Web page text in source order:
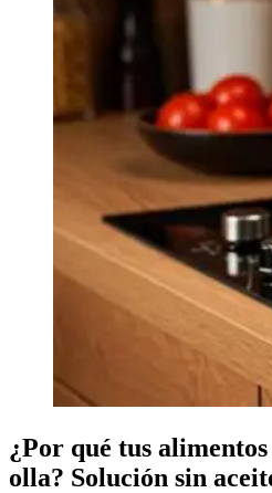
¿Por qué tus alimentos
olla? Solución sin